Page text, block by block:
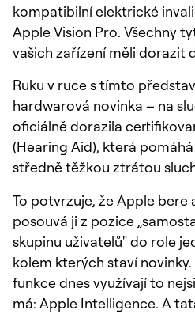
kompatibilní elektrické
Apple Vision Pro. Všechny
vašich zařízení měli dorazit
Ruku v ruce s tímto
hardwarová novinka – na
oficiálně dorazila
(Hearing Aid), která
středně těžkou ztrátou
To potvrzuje, že Apple bere
posouvá ji z pozice
skupinu uživatelů" do role
kolem kterých staví
funkce dnes využívají to
má: Apple Intelligence. A